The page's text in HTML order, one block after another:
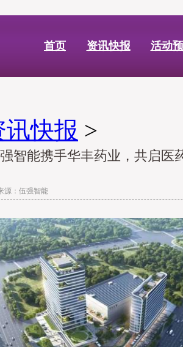
首页 资讯快报 活动
讯快报 >
强智能携手华丰药业，共启医
源：伍强智能